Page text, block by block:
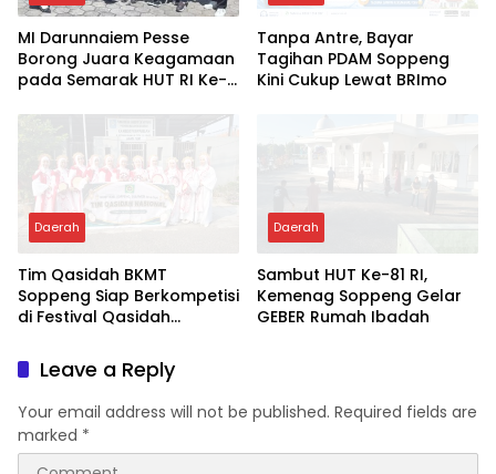
MI Darunnaiem Pesse
Borong Juara Keagamaan
pada Semarak HUT RI Ke-
Tanpa Antre, Bayar
Tagihan PDAM Soppeng
Kini Cukup Lewat BRImo
Daerah
Tim Qasidah BKMT
Soppeng Siap Berkompetisi
di Festival Qasidah
Daerah
Sambut HUT Ke-81 RI,
Kemenag Soppeng Gelar
GEBER Rumah Ibadah
Leave a Reply
Your email address will not be published. Required fields are
marked *